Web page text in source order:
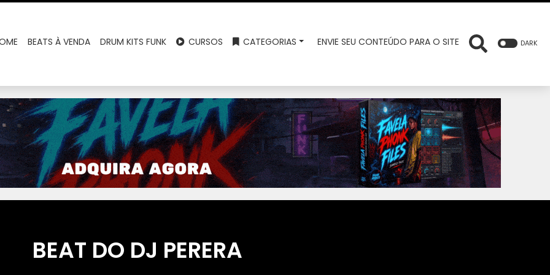
BEATS À VENDA DRUM KITS FUNK CURSOS CATEGORIAS ENVIE SEU CONTEÚDO PARA O SITE DARK
BEAT DO DJ PERERA